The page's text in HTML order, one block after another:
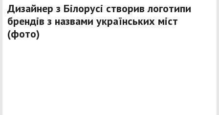
Дизайнер з Білорусі створив логотипи
брендів з назвами українських міст
(фото)